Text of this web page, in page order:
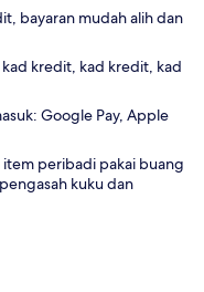
bayaran mudah alih dan
kredit, kad kredit, kad
Google Pay, Apple
peribadi pakai buang
kuku dan